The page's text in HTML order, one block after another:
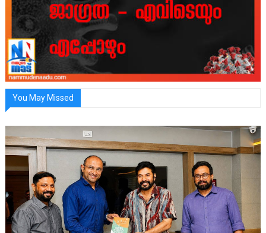
You May Missed